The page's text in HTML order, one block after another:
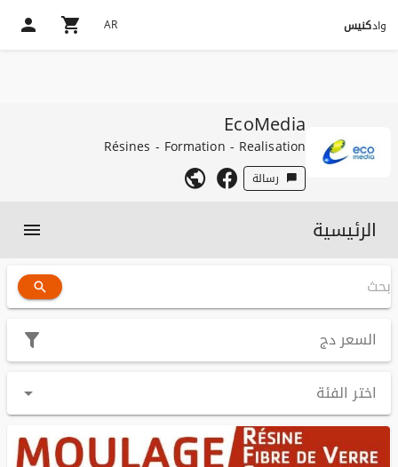
وادكنيس AR
EcoMedia
Résines - Formation - Realisation
رسالة
الرئيسية
السعردج
اختر الفئة